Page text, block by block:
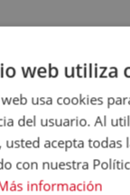
web utiliza
usa cookies
del usuario. Al
usted acepta todas
con nuestra
información